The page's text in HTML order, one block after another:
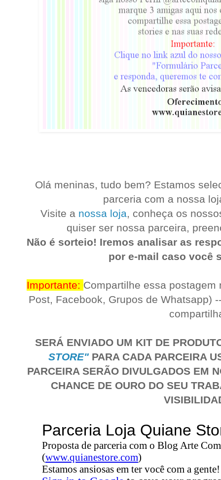
Olá meninas, tudo bem? Estamos
parceria com a nossa
Visite a nossa loja, conheça os
quiser ser nossa parceira,
Não é sorteio! Iremos analisar as
por e-mail caso você
Importante: Compartilhe essa
Post, Facebook, Grupos de Whatsapp)
SERÁ ENVIADO UM KIT DE
STORE"PARA CADA PARCEIRA
PARCEIRA SERÃO DIVULGADOS EM
CHANCE DE OURO DO SEU